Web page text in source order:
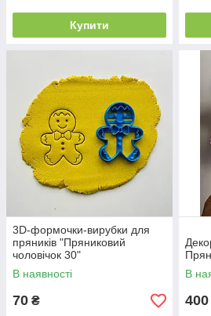
Купити
3D-формочки-вирубки для
пряників "Пряниковий
чоловічок 30"
В наявності
70 ₴
В
400